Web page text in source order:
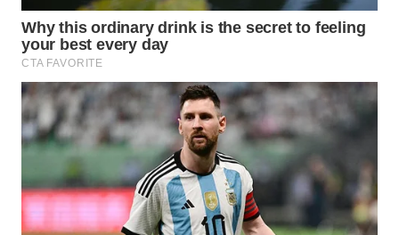
NEWS
WAHANA
WAHANA
ADVOKAT
WAHANA
INFRASTRUKTUR